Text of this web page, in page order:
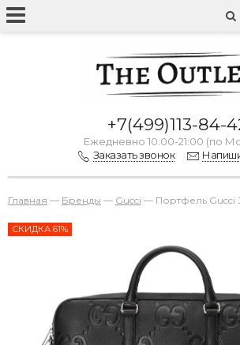
+7(499)113-84-
Ежедневно 10:00-21:00 (по
Заказать звонок
Главная — Бренды — Gucci — Портфель Gucci
СКИДКА 61%